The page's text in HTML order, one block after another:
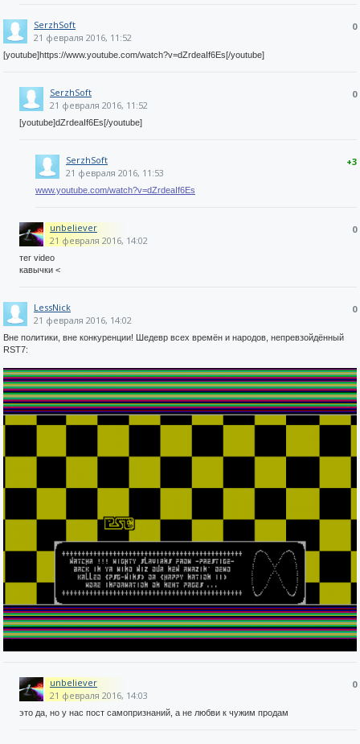
0
SerzhSoft
21 февраля 2016, 11:52
[youtube]https://www.youtube.com/watch?v=dZrdeaIf6Es[/youtube]
0
SerzhSoft
21 февраля 2016, 11:52
[youtube]dZrdeaIf6Es[/youtube]
+3
SerzhSoft
21 февраля 2016, 11:53
www.youtube.com/watch?v=dZrdeaIf6Es
0
unbeliever
21 февраля 2016, 14:02
тег video
кавычки <
0
LessNick
21 февраля 2016, 14:02
Вне политики, вне конкуренции! Шедевр всех времён и народов, непревзойдённый
RST7:
0
unbeliever
21 февраля 2016, 14:03
это да, но у нас пост самопризнаний, а не любви к чужим продам